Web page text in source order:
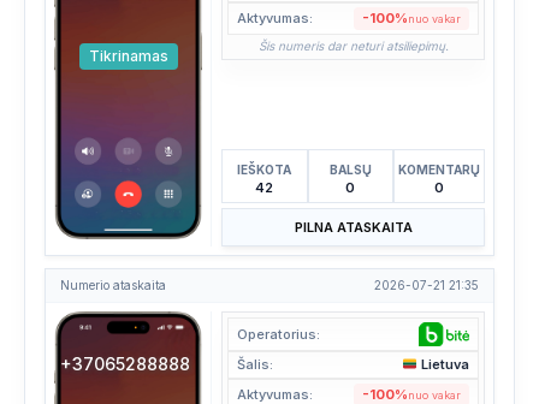
Tikrinamas
Aktyvumas:
-100%nuo vakar
Šis numeris dar neturi atsiliepimų.
IEŠKOTA
42
BALSŲ
0
KOMENTARŲ
0
PILNA ATASKAITA
Numerio ataskaita 2026-07-21 21:35
+37065288888
Operatorius:
Šalis:
Lietuva
Aktyvumas:
-100%nuo vakar